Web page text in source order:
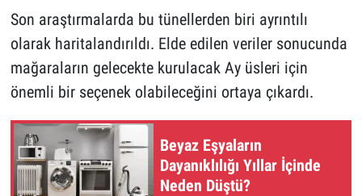
Son araştırmalarda bu tünellerden biri ayrıntılı
olarak haritalandırıldı. Elde edilen veriler sonucunda
mağaraların gelecekte kurulacak Ay üsleri için
önemli bir seçenek olabileceğini ortaya çıkardı.
Beyaz Eşyaların
Dayanıklılığı Yıllar İçinde
Neden Düştü?